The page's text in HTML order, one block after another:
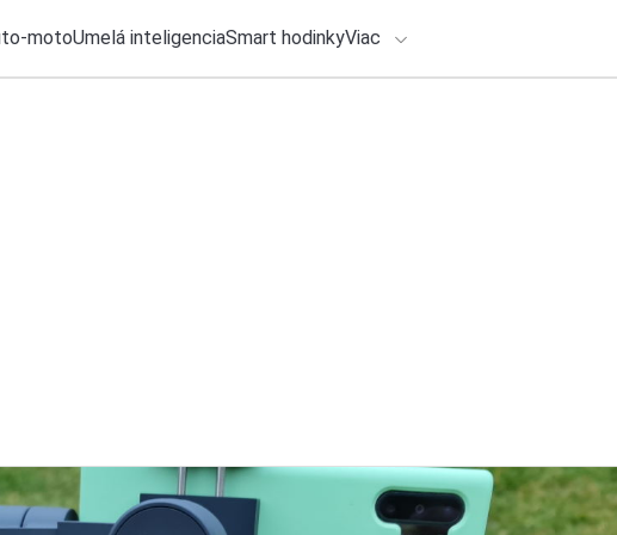
motoUmelá inteligenciaSmart hodinkyViac